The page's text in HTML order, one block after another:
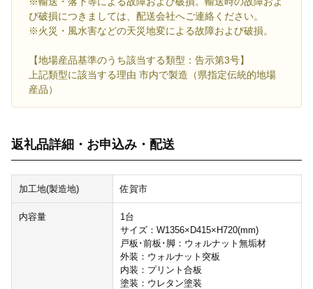
び破損につきましては、配送会社へご連絡ください。
※火災・風水害などの天災地変による故障および破損。
【地場産品基準のうち該当する類型：告示第3号】
上記類型に該当する理由 市内で製造（県指定伝統的地場
産品）
返礼品詳細・お申込み・配送
加工地(製造地) 佐賀市
内容量
1台
サイズ：W1356×D415×H720(mm)
戸板･前板･脚：ウォルナット無垢材
外装：ウォルナット突板
内装：プリント合板
塗装：ウレタン塗装